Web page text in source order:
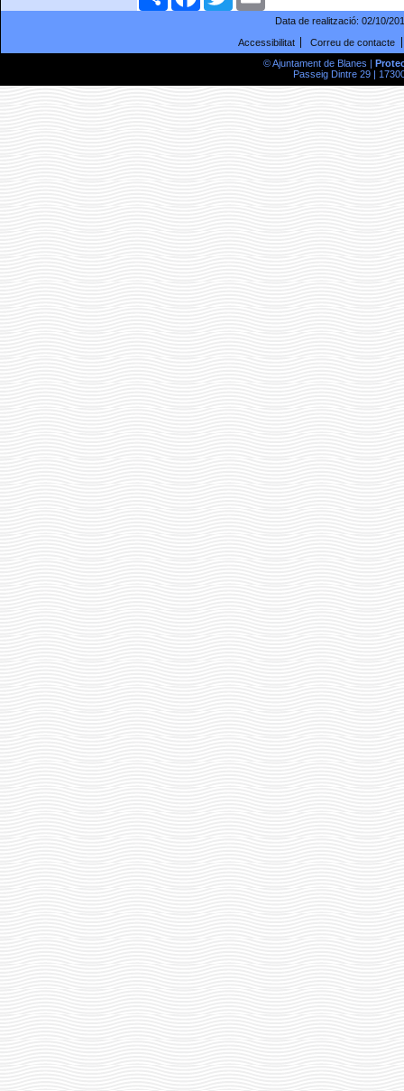
Data de realització: 02/10/
Accessibilitat
Correu de contacte
© Ajuntament de Blanes |
Passeig Dintre 29 |